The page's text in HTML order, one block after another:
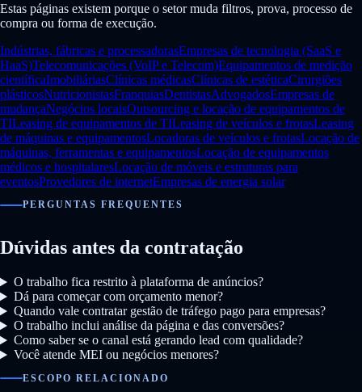
Estas páginas existem porque o setor muda filtros, prova, processo de
compra ou forma de execução.
Indústrias, fábricas e processadorasEmpresas de tecnologia (SaaS e
HaaS)Telecomunicações (VoIP e Telecom)Equipamentos de medição
científicaImobiliáriasClínicas médicasClínicas de estéticaCirurgiões
plásticosNutricionistasFranquiasDentistasAdvogadosEmpresas de
mudançaNegócios locaisOutsourcing e locação de equipamentos de
TILeasing de equipamentos de TILeasing de veículos e frotasLeasing
de máquinas e equipamentosLocadoras de veículos e frotasLocação de
máquinas, ferramentas e equipamentosLocação de equipamentos
médicos e hospitalaresLocação de móveis e estruturas para
eventosProvedores de internetEmpresas de energia solar
PERGUNTAS FREQUENTES
Dúvidas antes da contratação
O trabalho fica restrito à plataforma de anúncios?
Dá para começar com orçamento menor?
Quando vale contratar gestão de tráfego pago para empresas?
O trabalho inclui análise da página e das conversões?
Como saber se o canal está gerando lead com qualidade?
Você atende MEI ou negócios menores?
ESCOPO RELACIONADO